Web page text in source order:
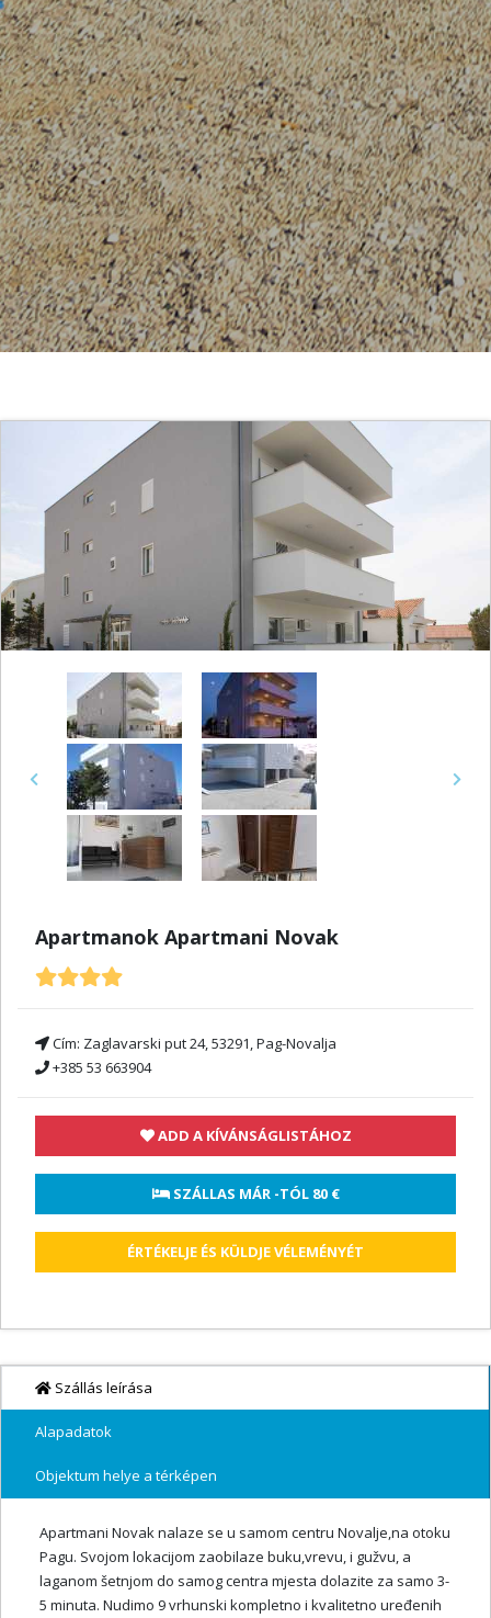
Previous Next
Apartmanok Apartmani Novak
Cím: Zaglavarski put 24, 53291, Pag-Novalja
+385 53 663904
ADD A KÍVÁNSÁGLISTÁHOZ
SZÁLLAS MÁR -TÓL 80 €
ÉRTÉKELJE ÉS KÜLDJE VÉLEMÉNYÉT
Szállás leírása
Alapadatok
Objektum helye a térképen
Apartmani Novak nalaze se u samom centru Novalje,na otoku
Pagu. Svojom lokacijom zaobilaze buku,vrevu, i gužvu, a
laganom šetnjom do samog centra mjesta dolazite za samo 3-
5 minuta. Nudimo 9 vrhunski kompletno i kvalitetno uređenih